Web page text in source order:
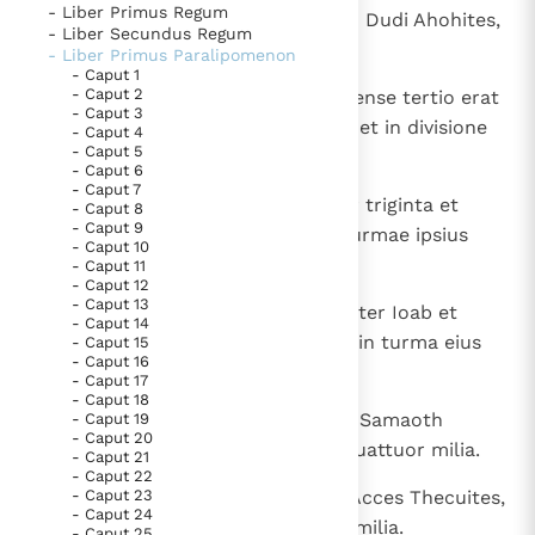
Berichten
Paus naar Pavia om o.a. H. Augustinus te eren
Het Vaticaan publiceert een nieuwe Latijnse uitgave
van het Romeins martyrologium
Vaticaanse financiële waakhond verliest autonomie
Paus spreekt het Wereldvoedselprogramma toe
Paus Leo XIV in Pavia: "De stad is zowel een gave als
een taak"
RK Documenten stelt heel veel belangrijke
kerkelijke documenten van de Rooms
Katholieke Kerk in het Nederlands beschikbaar
en is volledig afhankelijk van donaties.
Ik help mee!
- Liber Primus Regum
- Liber Secundus Regum
- Liber Primus Paralipomenon
- Caput 1
- Caput 2
- Caput 3
- Caput 4
- Caput 5
- Caput 6
- Caput 7
- Caput 8
- Caput 9
- Caput 10
- Caput 11
- Caput 12
- Caput 13
- Caput 14
- Caput 15
- Caput 16
- Caput 17
- Caput 18
- Caput 19
- Caput 20
- Caput 21
- Caput 22
- Caput 23
- Caput 24
Secundi mensis habebat turmam Dudi Ahohites,
et sub eo viginti quattuor milia.
Dux quoque turmae tertiae in mense tertio erat
Banaias filius Ioiadae sacerdotis, et in divisione
sua viginti quattuor milia;
ipse est Banaias fortissimus inter triginta et
super triginta; praeerat autem turmae ipsius
Amizabad filius eius.
Quartus, mense quarto, Asael frater Ioab et
Zabadias filius eius post eum, et in turma eius
viginti quattuor milia.
Quintus, mense quinto, princeps Samaoth
Zaraita, et in turma eius viginti quattuor milia.
Sextus, mense sexto, Hira filius Acces Thecuites,
et in turma eius viginti quattuor milia.